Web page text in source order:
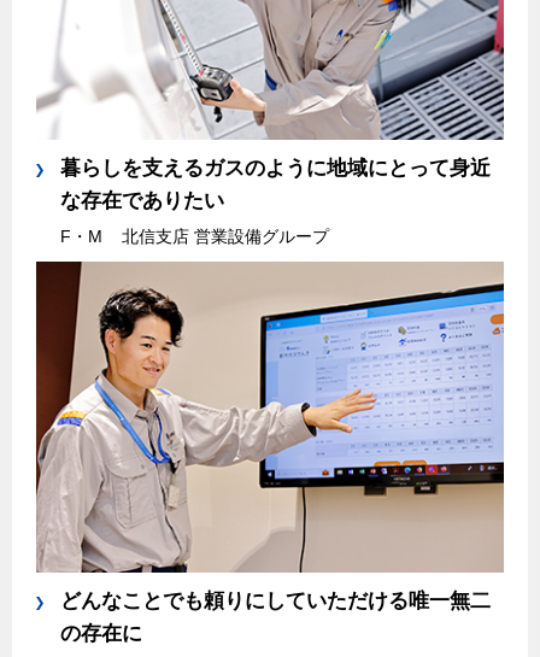
ガス工事について
ガス工事に関する約款・委託要件・内管工事見積単価表
新しく都市ガスをご利用したい方へ
ガスを安全にお使いいただくために
安全対策
ガスメーターの役割と安全機能
古くなったガス管の交換のおすすめ
正しい接続で安全に
長期使用製品安全点検制度について
換気と給排気設備の注意点
冬季の注意
保安体制
プロパンガスから都市ガスへの切り替え
都市ガス切り替えのメリット
導入事例
都市ガス切り替え事例
エコジョーズ
浴室暖房乾燥機・脱衣室
ミストサウナ
衣類乾燥機
ガスファンヒーター
ガス温水床暖房・ルームヒーター
よくあるご質問
暮らしを支えるガスのように地域にとって身近
な存在でありたい
F・M 北信支店 営業設備グループ
どんなことでも頼りにしていただける唯一無二
の存在に